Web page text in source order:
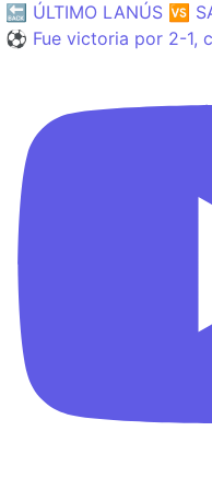
🔙 ÚLTIMO LANÚS 🆚
⚽️ Fue victoria por 2-1,